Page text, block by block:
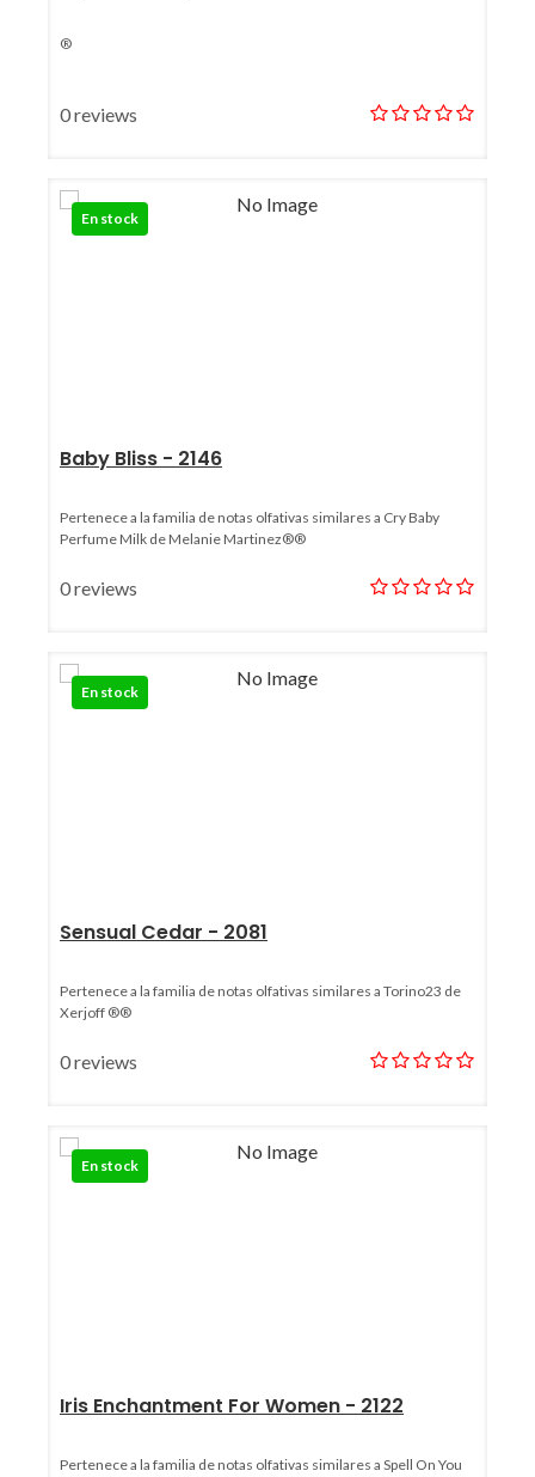
®
0 reviews
En stock
Baby Bliss - 2146
Pertenece a la familia de notas olfativas similares a Cry Baby
Perfume Milk de Melanie Martinez®®
0 reviews
En stock
Sensual Cedar - 2081
Pertenece a la familia de notas olfativas similares a Torino23 de
Xerjoff ®®
0 reviews
En stock
Iris Enchantment For Women - 2122
Pertenece a la familia de notas olfativas similares a Spell On You